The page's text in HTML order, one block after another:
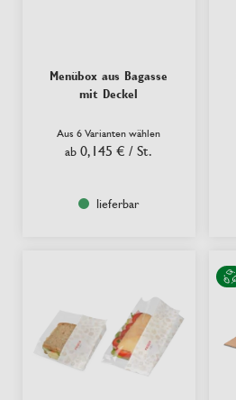
Menübox aus Bagasse
mit Deckel
Aus 6 Varianten wählen
ab 0,145 € / St.
lieferbar